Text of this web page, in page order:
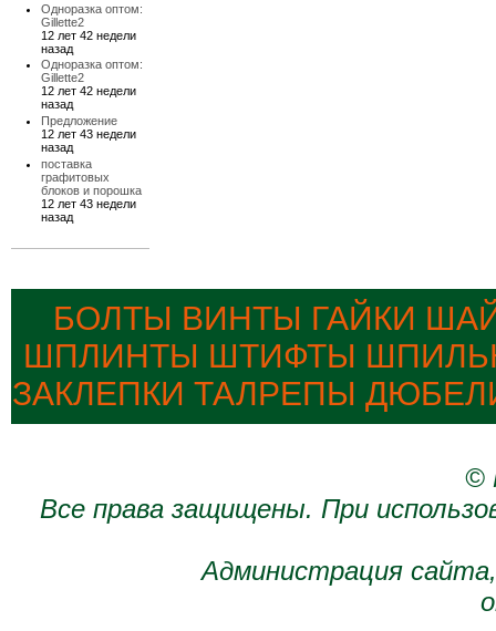
Одноразка оптом:
Gillette2
12 лет 42 недели
назад
Одноразка оптом:
Gillette2
12 лет 42 недели
назад
Предложение
12 лет 43 недели
назад
поставка
графитовых
блоков и порошка
12 лет 43 недели
назад
БОЛТЫ ВИНТЫ ГАЙКИ
ШПЛИНТЫ ШТИФТЫ
ЗАКЛЕПКИ ТАЛРЕПЫ
©
Все права защищены. При
Администрация